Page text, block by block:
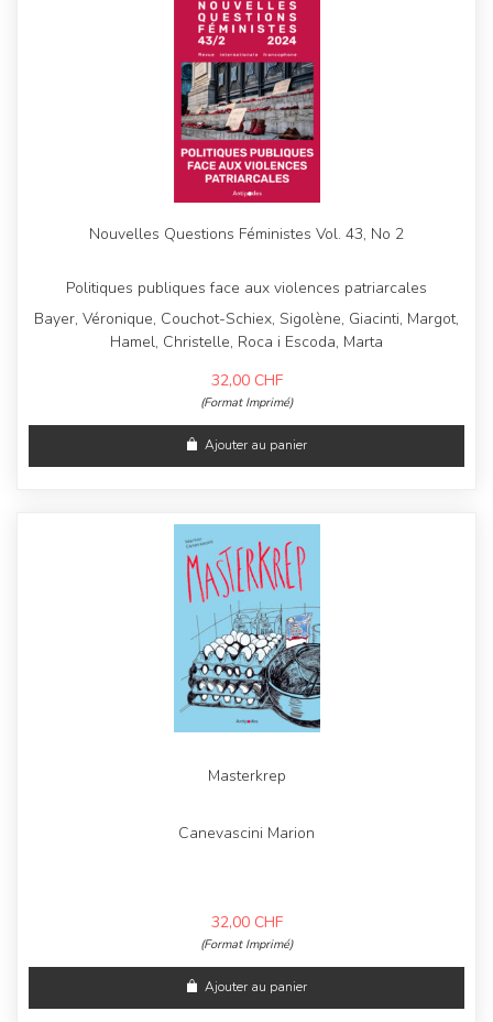
Nouvelles Questions Féministes Vol. 43, No 2
Politiques publiques face aux violences patriarcales
Bayer, Véronique, Couchot-Schiex, Sigolène, Giacinti, Margot,
Hamel, Christelle, Roca i Escoda, Marta
32,00 CHF
(Format Imprimé)
Ajouter au panier
Masterkrep
Canevascini Marion
32,00 CHF
(Format Imprimé)
Ajouter au panier